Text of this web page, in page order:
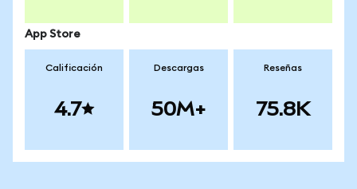
App Store
Calificación
4.7
Descargas
50M+
Reseñas
75.8K